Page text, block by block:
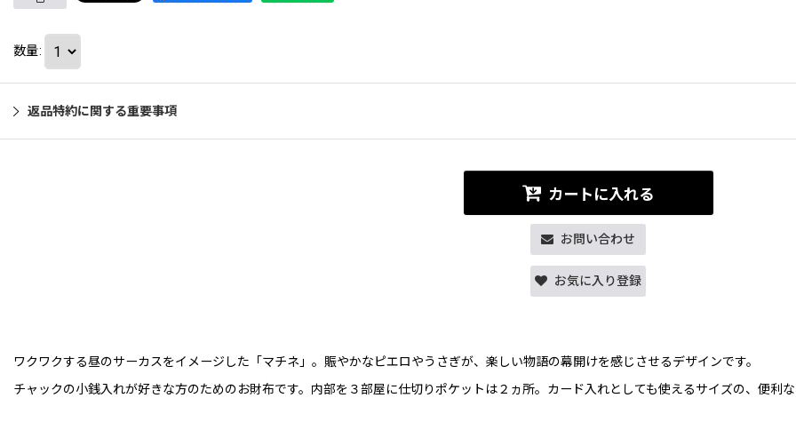
数量:
返品特約に関する重要事項
カートに入れる
お問い合わせ
お気に入り登録
ワクワクする昼のサーカスをイメージした「マチネ」。賑やかなピエロやうさぎが、楽しい物語の幕開けを感じさせるデザインです。
チャックの小銭入れが好きな方のためのお財布です。内部を３部屋に仕切りポケットは２ヵ所。カード入れとしても使えるサイズの、便利な